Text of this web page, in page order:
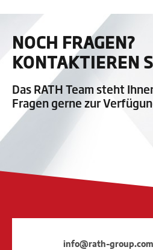
NOCH FRAGEN?
KONTAKTIEREN
Das RATH Team steht
Fragen gerne zur
info@rath-group.com